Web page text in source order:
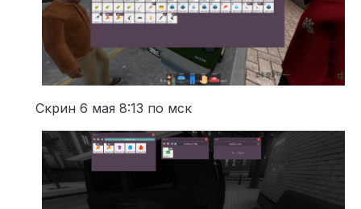
Скрин 6 мая 8:13 по мск